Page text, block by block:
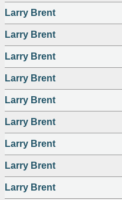
Larry Brent
Larry Brent
Larry Brent
Larry Brent
Larry Brent
Larry Brent
Larry Brent
Larry Brent
Larry Brent